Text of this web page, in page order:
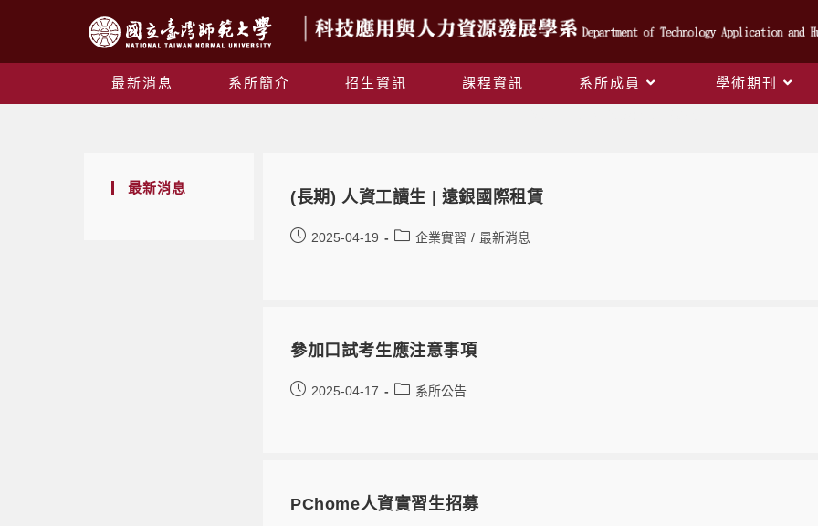
最新消息 系所簡介 招生資訊 課程資訊 系所成員 學術期刊
最新消息
(長期) 人資工讀生 | 遠銀國際租賃
2025-04-19 企業實習 / 最新消息
參加口試考生應注意事項
2025-04-17 系所公告
PChome人資實習生招募